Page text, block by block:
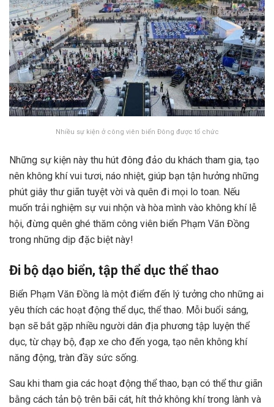
Nhiều sự kiện ở công viên biển Đông được tổ chức
Những sự kiện này thu hút đông đảo du khách tham gia, tạo
nên không khí vui tươi, náo nhiệt, giúp bạn tận hưởng những
phút giây thư giãn tuyệt vời và quên đi mọi lo toan. Nếu
muốn trải nghiệm sự vui nhộn và hòa mình vào không khí lễ
hội, đừng quên ghé thăm công viên biển Phạm Văn Đồng
trong những dịp đặc biệt này!
Đi bộ dạo biển, tập thể dục thể thao
Biển Phạm Văn Đồng là một điểm đến lý tưởng cho những ai
yêu thích các hoạt động thể dục, thể thao. Mỗi buổi sáng,
bạn sẽ bắt gặp nhiều người dân địa phương tập luyện thể
dục, từ chạy bộ, đạp xe cho đến yoga, tạo nên không khí
năng động, tràn đầy sức sống.
Sau khi tham gia các hoạt động thể thao, bạn có thể thư giãn
bằng cách tản bộ trên bãi cát, hít thở không khí trong lành và